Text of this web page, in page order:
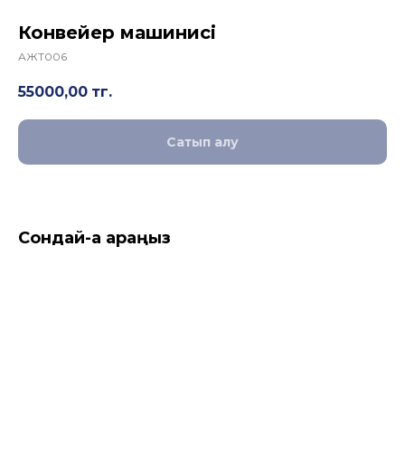
Конвейер машинисі
АЖТ006
55000,00 тг.
Сатып алу
Сондай-ақ қараңыз